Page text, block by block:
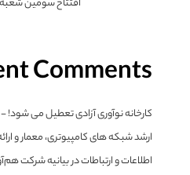
افتتاح سومین شعبه
Comments
کارخانه نوآوری آزادی تعطیل می
ارشد شبکه های کامپیوتری، معمار و
اطلاعات و ارتباطاتدربیانیه شرکت